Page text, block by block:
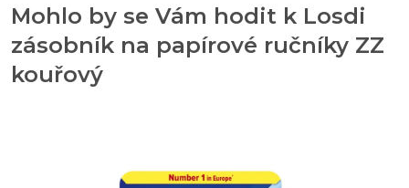
Mohlo by se Vám hodit k Losdi
zásobník na papírové ručníky ZZ
kouřový